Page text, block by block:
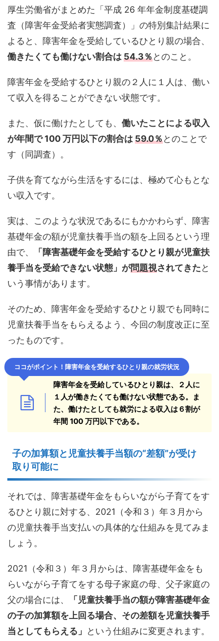
厚生労働省がまとめた「平成 26 年年金制度基礎調
査（障害年金受給者実態調査）」の特別集計結果に
よると、障害年金を受給しているひとり親の場合、
働きたくても働けない割合は 54.3％とのこと。
障害年金を受給するひとり親の２人に１人は、働い
て収入を得ることができない状態です。
また、仮に働けたとしても、 働いたことによる収入
が年間で 100 万円以下の割合は 59.0％とのことで
す（同調査）。
子供を育てながら生活をするには、極めて心もとな
い収入です。
実は、このような状況であるにもかかわらず、障害
基礎年金の額が児童扶養手当の額を上回るという理
由で、
「障害基礎年金を受給するひとり親が児童扶
養手当を受給できない状態」が問題視されてきたと
いう事情があります。
そのため、障害年金を受給するひとり親でも同時に
児童扶養手当をもらえるよう、今回の制度改正に至
ったものです。
ココがポイント！ 障害年金を受給するひとり親の就労状況
障害年金を受給しているひとり親は、２人に
１人が働きたくても働けない状態である。ま
た、働けたとしても就労による収入は６割が
年間 100 万円以下である。
子の加算額と児童扶養手当額の“差額”が受け
取り可能に
それでは、障害基礎年金をもらいながら子育てをす
るひとり親に対する、2021（令和３）年３月から
の児童扶養手当支払いの具体的な仕組みを見てみま
しょう。
2021（令和３）年３月からは、障害基礎年金をも
らいながら子育てをする母子家庭の母、父子家庭の
父の場合には、
「児童扶養手当の額が障害基礎年金
の子の加算額を上回る場合、その差額を児童扶養手
当としてもらえる」
という仕組みに変更されます。